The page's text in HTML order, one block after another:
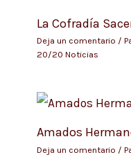
La Cofradía
Deja un comentario /
20/20 Noticias
Amados
Deja un comentario /